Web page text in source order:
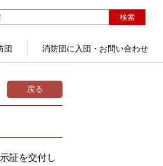
検索
団 消防団に入団・お問い合わせ
戻る
証を交付し